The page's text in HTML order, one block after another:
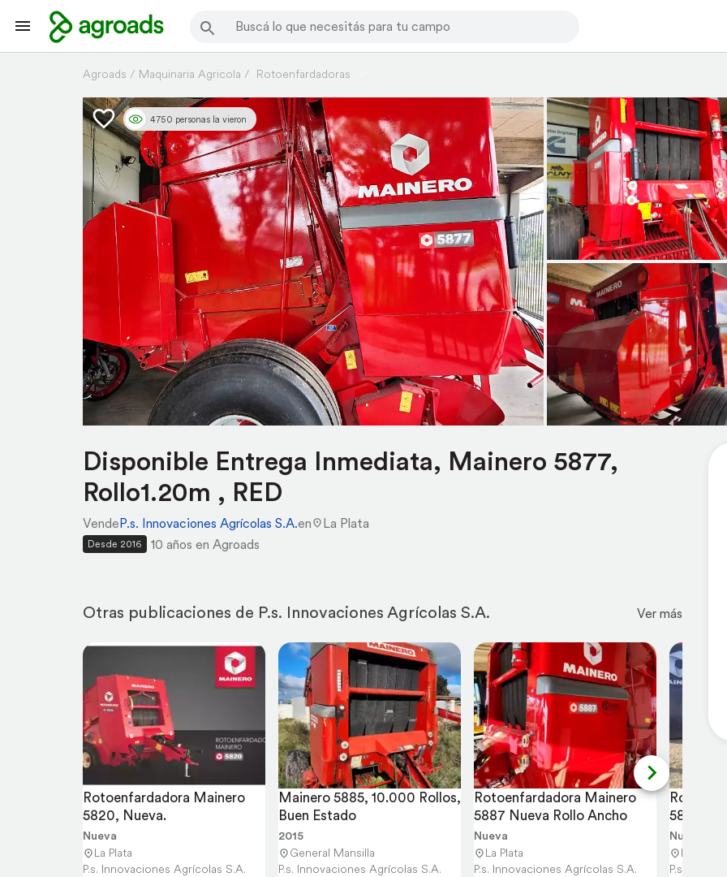
Agroads Maquinaria Agricola Rotoenfardadoras
4750 personas la vieron
Disponible Entrega Inmediata, Mainero 5877,
Rollo1.20m , RED
VendeP.s. Innovaciones Agrícolas S.A.en La Plata
Desde 2016 10 años en Agroads
Otras publicaciones de P.s. Innovaciones Agrícolas S.A. Ver más
Rotoenfardadora Mainero
5820, Nueva.
Nueva
La Plata
P.s. Innovaciones Agrícolas S.A.
Mainero 5885, 10.000 Rollos,
Buen Estado
2015
General Mansilla
P.s. Innovaciones Agrícolas S.A.
Rotoenfardadora Mainero
5887 Nueva Rollo Ancho
Nueva
La Plata
P.s. Innovaciones Agrícolas S.A.
5881,
Nueva
La Plata
P.s.